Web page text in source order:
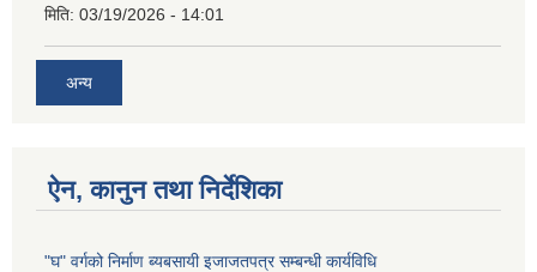
मिति: 03/19/2026 - 14:01
अन्य
ऐन, कानुन तथा निर्देशिका
"घ" वर्गको निर्माण ब्यबसायी इजाजतपत्र सम्बन्धी कार्यविधि